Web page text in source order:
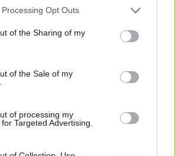
Opt Outs
of the Sharing of my
of the Sale of my
of processing my
Targeted Advertising.